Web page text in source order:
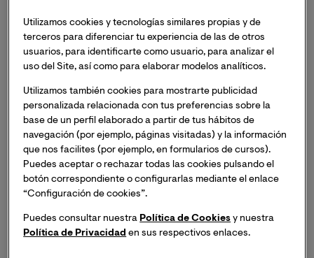
En la actualidad han aparecido muchos casos de
violencia filio parental, de hijos y de hijas hacia sus
progenitores. Después de su paso por el programa
Pedro García Aguado
aprendizajes extraídos de esa experiencia
educativa/televisiva y comparte consejos sobre
educación que ayudarán a la audiencia a conocer qué
modelos educativos son más adecuados para evitar los
comportamientos de tiranía dentro del ámbito del
hogar.
Ponente
Pedro García Aguado, fue medalla de oro de
Utilizamos cookies y tecnologías similares propias y de
terceros para diferenciar tu experiencia de las de otros
usuarios, para identificarte como usuario, para analizar el
uso del Site, así como para elaborar modelos analíticos.
Utilizamos también cookies para mostrarte publicidad
personalizada relacionada con tus preferencias sobre la
base de un perfil elaborado a partir de tus hábitos de
navegación (por ejemplo, páginas visitadas) y la información
que nos facilites (por ejemplo, en formularios de cursos).
Puedes aceptar o rechazar todas las cookies pulsando el
botón correspondiente o configurarlas mediante el enlace
“Configuración de cookies”.
Puedes consultar nuestra Política de Cookies y nuestra
Política de Privacidad en sus respectivos enlaces.